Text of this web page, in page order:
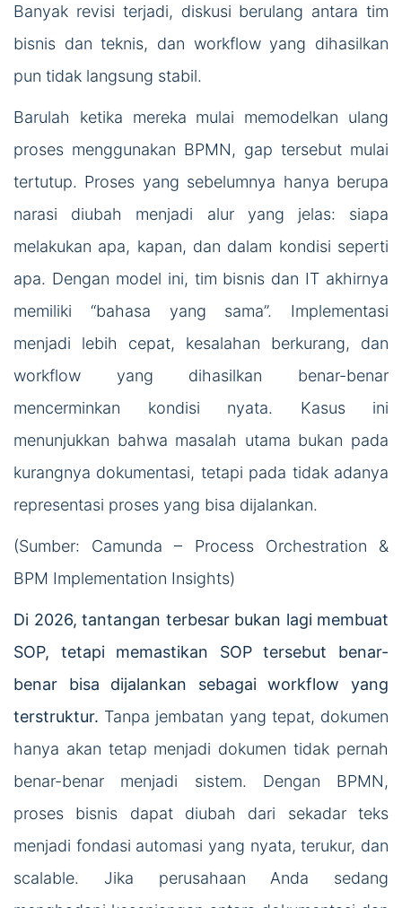
Banyak revisi terjadi, diskusi berulang antara tim
bisnis dan teknis, dan workflow yang dihasilkan
pun tidak langsung stabil.
Barulah ketika mereka mulai memodelkan ulang
proses menggunakan BPMN, gap tersebut mulai
tertutup. Proses yang sebelumnya hanya berupa
narasi diubah menjadi alur yang jelas: siapa
melakukan apa, kapan, dan dalam kondisi seperti
apa. Dengan model ini, tim bisnis dan IT akhirnya
memiliki “bahasa yang sama”. Implementasi
menjadi lebih cepat, kesalahan berkurang, dan
workflow yang dihasilkan benar-benar
mencerminkan kondisi nyata. Kasus ini
menunjukkan bahwa masalah utama bukan pada
kurangnya dokumentasi, tetapi pada tidak adanya
representasi proses yang bisa dijalankan.
(Sumber: Camunda – Process Orchestration &
BPM Implementation Insights)
Di 2026, tantangan terbesar bukan lagi membuat
SOP, tetapi memastikan SOP tersebut benar-
benar bisa dijalankan sebagai workflow yang
terstruktur. Tanpa jembatan yang tepat, dokumen
hanya akan tetap menjadi dokumen tidak pernah
benar-benar menjadi sistem. Dengan BPMN,
proses bisnis dapat diubah dari sekadar teks
menjadi fondasi automasi yang nyata, terukur, dan
scalable. Jika perusahaan Anda sedang